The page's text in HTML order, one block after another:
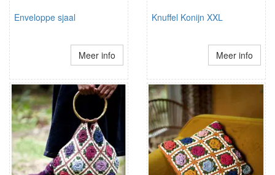
Enveloppe sjaal
Meer info
Knuffel Konijn XXL
Meer info